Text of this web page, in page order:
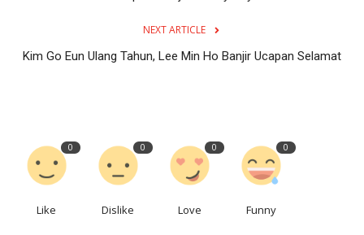
NEXT ARTICLE
Kim Go Eun Ulang Tahun, Lee Min Ho Banjir Ucapan Selamat
0
Like
0
Dislike
0
Love
0
Funny